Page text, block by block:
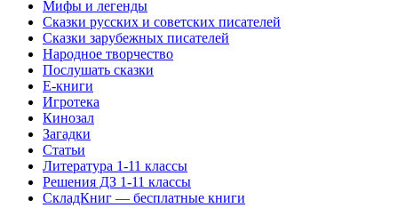
Мифы и легенды
Сказки русских и советских писателей
Сказки зарубежных писателей
Народное творчество
Послушать сказки
Е-книги
Игротека
Кинозал
Загадки
Статьи
Литература 1-11 классы
Решения ДЗ 1-11 классы
СкладКниг — бесплатные книги